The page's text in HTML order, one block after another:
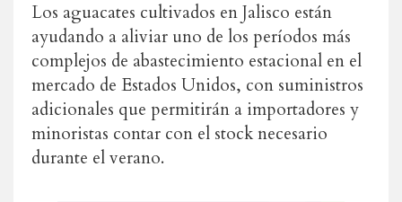
Los aguacates cultivados en Jalisco están
ayudando a aliviar uno de los períodos más
complejos de abastecimiento estacional en el
mercado de Estados Unidos, con suministros
adicionales que permitirán a importadores y
minoristas contar con el stock necesario
durante el verano.